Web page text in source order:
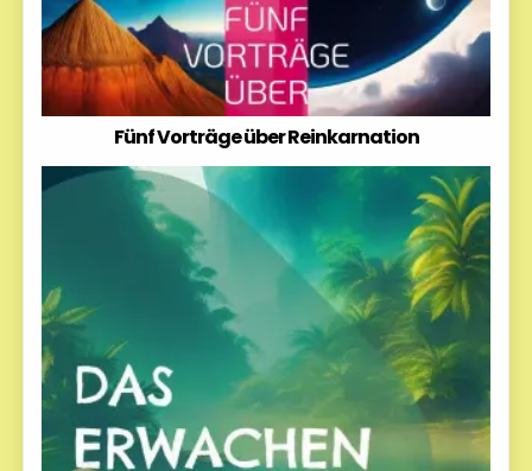
Fünf Vorträge über Reinkarnation